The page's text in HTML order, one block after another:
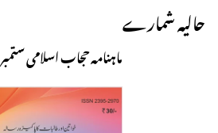
حالیہ شمارے
ماہنامہ حجاب اسلامی ستمبر 2024